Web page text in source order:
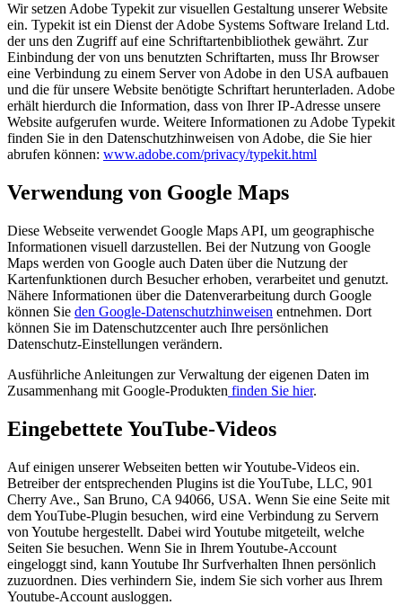
Wir setzen Adobe Typekit zur visuellen Gestaltung unserer Website
ein. Typekit ist ein Dienst der Adobe Systems Software Ireland Ltd.
der uns den Zugriff auf eine Schriftartenbibliothek gewährt. Zur
Einbindung der von uns benutzten Schriftarten, muss Ihr Browser
eine Verbindung zu einem Server von Adobe in den USA aufbauen
und die für unsere Website benötigte Schriftart herunterladen. Adobe
erhält hierdurch die Information, dass von Ihrer IP-Adresse unsere
Website aufgerufen wurde. Weitere Informationen zu Adobe Typekit
finden Sie in den Datenschutzhinweisen von Adobe, die Sie hier
abrufen können: www.adobe.com/privacy/typekit.html
Verwendung von Google Maps
Diese Webseite verwendet Google Maps API, um geographische
Informationen visuell darzustellen. Bei der Nutzung von Google
Maps werden von Google auch Daten über die Nutzung der
Kartenfunktionen durch Besucher erhoben, verarbeitet und genutzt.
Nähere Informationen über die Datenverarbeitung durch Google
können Sie den Google-Datenschutzhinweisen entnehmen. Dort
können Sie im Datenschutzcenter auch Ihre persönlichen
Datenschutz-Einstellungen verändern.
Ausführliche Anleitungen zur Verwaltung der eigenen Daten im
Zusammenhang mit Google-Produkten finden Sie hier.
Eingebettete YouTube-Videos
Auf einigen unserer Webseiten betten wir Youtube-Videos ein.
Betreiber der entsprechenden Plugins ist die YouTube, LLC, 901
Cherry Ave., San Bruno, CA 94066, USA. Wenn Sie eine Seite mit
dem YouTube-Plugin besuchen, wird eine Verbindung zu Servern
von Youtube hergestellt. Dabei wird Youtube mitgeteilt, welche
Seiten Sie besuchen. Wenn Sie in Ihrem Youtube-Account
eingeloggt sind, kann Youtube Ihr Surfverhalten Ihnen persönlich
zuzuordnen. Dies verhindern Sie, indem Sie sich vorher aus Ihrem
Youtube-Account ausloggen.